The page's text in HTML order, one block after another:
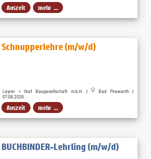
Auszeit mehr ...
Schnupperlehre (m/w/d)
Leyrer + Graf Baugesellschaft m.b.H. |
Bad Pirawarth |
07.08.2026
Auszeit mehr ...
BUCHBINDER-Lehrling (m/w/d)